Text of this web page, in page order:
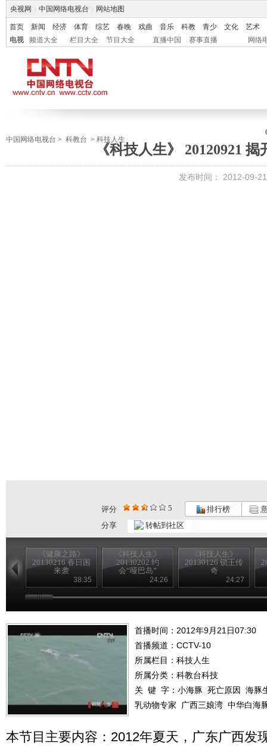
央视网 中国网络电视台 网站地图
首页 新闻 经济 体育 综艺 春晚 戏曲 音乐 科教 青少 文化
艺术
电视
频道大全 栏目大全 节目大全 直播中国 赛事直播 网络
中国网络电视台 > 科教台 > 科技人生
《科技人生》 20120921
发布时间： 2012-09-
评分 5 排行榜
分享
转帖到社区
《健康之路》
20130216 春日困
来袭
38:35
《科技人生》
20130202 约
会“哑巴岛”
24:26
《科技人生》
20130126 锁王传
奇
24:27
首播时间：2012年9月21日07:30
首播频道： CCTV-10
所属栏目： 科技人生
所属分类：科教台科技
关 键 字： 小海豚 死亡原因
海豚
乳动物专家
广西三娘湾 中华白海
本节目主要内容：2012年夏天，广东广西发